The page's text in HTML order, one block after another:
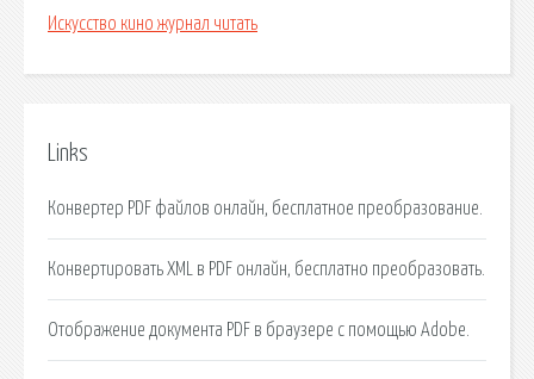
Искусство кино журнал читать
Links
Конвертер PDF файлов онлайн, бесплатное преобразование.
Конвертировать XML в PDF онлайн, бесплатно преобразовать.
Отображение документа PDF в браузере с помощью Adobe.